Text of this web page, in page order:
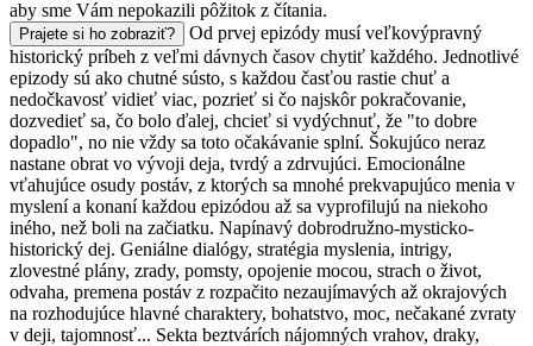
aby sme Vám nepokazili pôžitok z čítania.
Prajete si ho zobraziť?
Od prvej epizódy musí veľkovýpravný
historický príbeh z veľmi dávnych časov chytiť každého. Jednotlivé
epizody sú ako chutné sústo, s každou časťou rastie chuť a
nedočkavosť vidieť viac, pozrieť si čo najskôr pokračovanie,
dozvedieť sa, čo bolo ďalej, chcieť si vydýchnuť, že "to dobre
dopadlo", no nie vždy sa toto očakávanie splní. Šokujúco neraz
nastane obrat vo vývoji deja, tvrdý a zdrvujúci. Emocionálne
vťahujúce osudy postáv, z ktorých sa mnohé prekvapujúco menia v
myslení a konaní každou epizódou až sa vyprofilujú na niekoho
iného, než boli na začiatku. Napínavý dobrodružno-mysticko-
historický dej. Geniálne dialógy, stratégia myslenia, intrigy,
zlovestné plány, zrady, pomsty, opojenie mocou, strach o život,
odvaha, premena postáv z rozpačito nezaujímavých až okrajových
na rozhodujúce hlavné charaktery, bohatstvo, moc, nečakané zvraty
v deji, tajomnosť... Sekta beztvárích nájomných vrahov, draky,